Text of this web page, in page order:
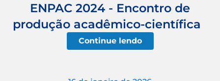
ENPAC 2024 - Encontro de
produção acadêmico-científica
Continue lendo